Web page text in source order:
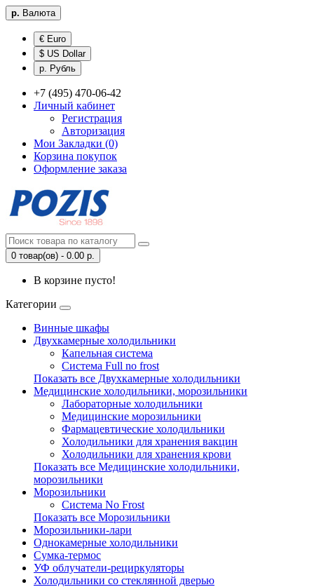
р. Валюта
€ Euro
$ US Dollar
р. Рубль
+7 (495) 470-06-42
Личный кабинет
Регистрация
Авторизация
Мои Закладки (0)
Корзина покупок
Оформление заказа
0 товар(ов) - 0.00 р.
В корзине пусто!
Категории
Винные шкафы
Двухкамерные холодильники
Капельная система
Система Full no frost
Показать все Двухкамерные холодильники
Медицинские холодильники, морозильники
Лабораторные холодильники
Медицинские морозильники
Фармацевтические холодильники
Холодильники для хранения вакцин
Холодильники для хранения крови
Показать все Медицинские холодильники,
морозильники
Морозильники
Система No Frost
Показать все Морозильники
Морозильники-лари
Однокамерные холодильники
Сумка-термос
УФ облучатели-рециркуляторы
Холодильники со стеклянной дверью